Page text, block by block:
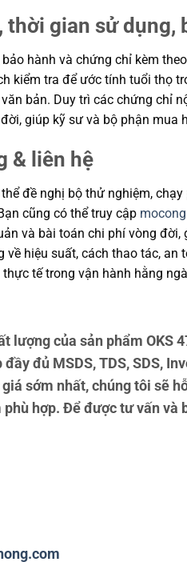
thời gian sử
hành và chứng chỉ kèm
kiểm tra để ước tính tuổi thọ
bản. Duy trì các chứng chỉ
giúp kỹ sư và bộ phận
& liên hệ
đề nghị bộ thử nghiệm,
cũng có thể truy cập
và bài toán chi phí vòng
về hiệu suất, cách thao tác,
tế trong vận hành hằng
lượng của sản phẩm
đủ MSDS, TDS, SDS,
sớm nhất, chúng tôi sẽ
hợp. Để được tư vấn